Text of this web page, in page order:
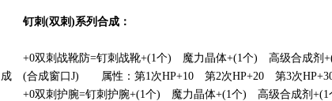
钉刺(双刺)系列合成：
+0双刺战靴防=钉刺战靴+(1个) 魔力晶体+(1个) 高级合成剂
成 (合成窗口J) 属性：第1次HP+10 第2次HP+20 第3次
+0双刺护腕=钉刺护腕+(1个) 魔力晶体+(1个) 高级合成剂